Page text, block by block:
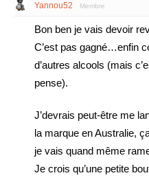
Yannou52 Membre
Bon ben je vais devoir
C’est pas gagné…enfin
d’autres alcools (mais
pense).
J’devrais peut-être me
la marque en Australie,
je vais quand même
Je crois qu’une petite